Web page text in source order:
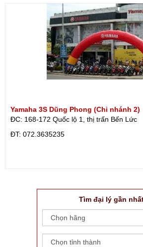
Yamaha 3S Dũng Phong (Chi nhánh 2)
ĐC: 168-172 Quốc lộ 1, thị trấn Bến Lức
ÐT: 072.3635235
Tìm đại lý gần